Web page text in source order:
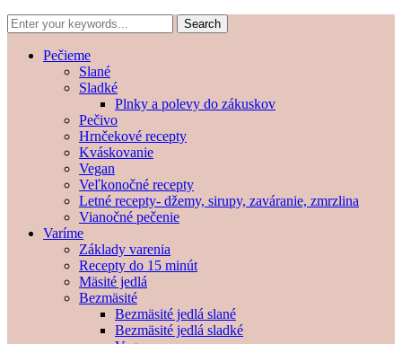
Pečieme
Slané
Sladké
Plnky a polevy do zákuskov
Pečivo
Hrnčekové recepty
Kváskovanie
Vegan
Veľkonočné recepty
Letné recepty- džemy, sirupy, zaváranie, zmrzlina
Vianočné pečenie
Varíme
Základy varenia
Recepty do 15 minút
Mäsité jedlá
Bezmäsité
Bezmäsité jedlá slané
Bezmäsité jedlá sladké